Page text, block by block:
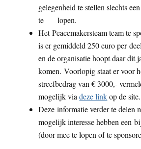
gelegenheid te stellen slechts
te lopen.
Het Peacemakersteam team te
is er gemiddeld 250 euro per
en de organisatie hoopt daar dit
komen. Voorlopig staat er voor
streefbedrag van € 3000,-
mogelijk viadeze linkop de site.
Deze informatie verder te delen
mogelijk interesse hebben een
(door mee te lopen of te